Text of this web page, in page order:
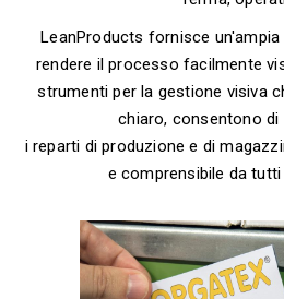
LeanProducts fornisce
rendere il processo facilmente
strumenti per la gestione visiva
chiaro, consentono di
i reparti di produzione e di
e comprensibile da